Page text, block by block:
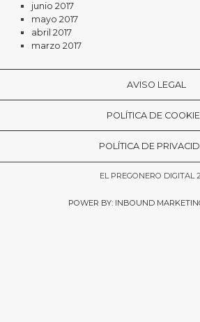
junio 2017
mayo 2017
abril 2017
marzo 2017
AVISO LEGAL
POLÍTICA DE
POLÍTICA DE
EL PREGONERO DIGITAL
POWER BY: INBOUND